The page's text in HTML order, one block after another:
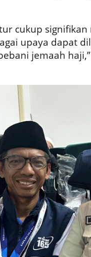
cukup
upaya dapat
jemaah